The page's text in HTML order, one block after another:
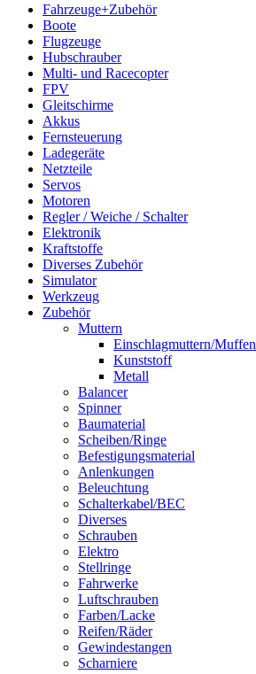
Fahrzeuge+Zubehör
Boote
Flugzeuge
Hubschrauber
Multi- und Racecopter
FPV
Gleitschirme
Akkus
Fernsteuerung
Ladegeräte
Netzteile
Servos
Motoren
Regler / Weiche / Schalter
Elektronik
Kraftstoffe
Diverses Zubehör
Simulator
Werkzeug
Zubehör
Muttern
Einschlagmuttern/Muffen
Kunststoff
Metall
Balancer
Spinner
Baumaterial
Scheiben/Ringe
Befestigungsmaterial
Anlenkungen
Beleuchtung
Schalterkabel/BEC
Diverses
Schrauben
Elektro
Stellringe
Fahrwerke
Luftschrauben
Farben/Lacke
Reifen/Räder
Gewindestangen
Scharniere